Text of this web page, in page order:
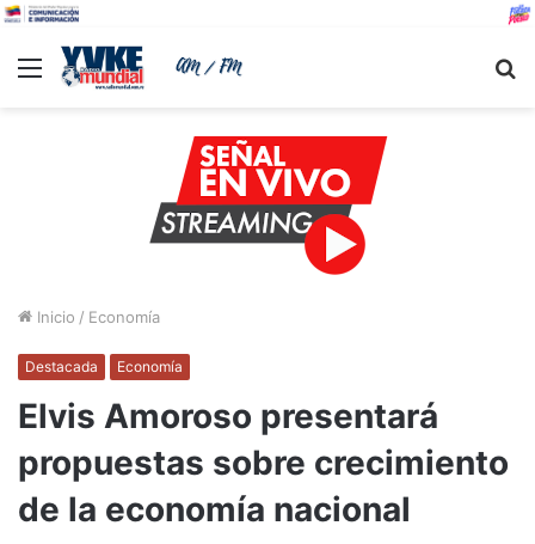
Menu
Inicio / Economía
Destacada Economía
Elvis Amoroso presentará
propuestas sobre crecimiento
de la economía nacional